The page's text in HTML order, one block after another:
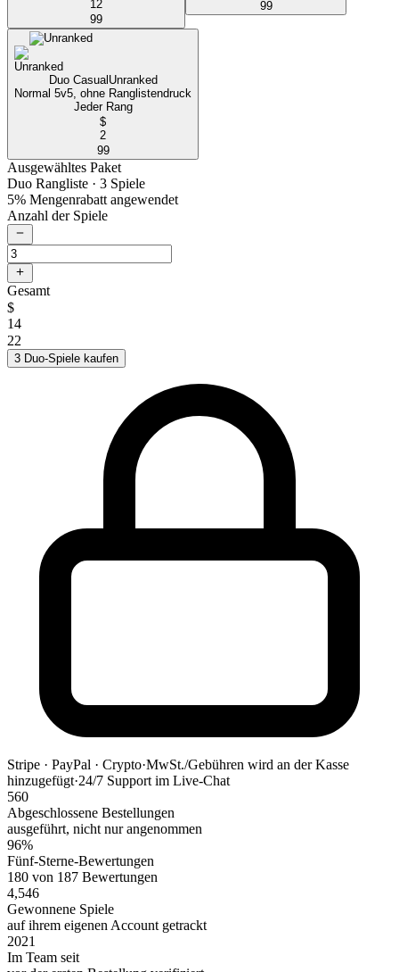
12
99
99
Duo Casual Unranked
Normal 5v5, ohne Ranglistendruck
Jeder Rang
$
2
99
Ausgewähltes Paket
Duo Rangliste · 3 Spiele
5% Mengenrabatt angewendet
Anzahl der Spiele
Gesamt
$
14
22
3 Duo-Spiele kaufen
Stripe · PayPal · Crypto·MwSt./Gebühren wird an der Kasse
hinzugefügt·24/7 Support im Live-Chat
560
Abgeschlossene Bestellungen
ausgeführt, nicht nur angenommen
96%
Fünf-Sterne-Bewertungen
180 von 187 Bewertungen
4,546
Gewonnene Spiele
auf ihrem eigenen Account getrackt
2021
Im Team seit